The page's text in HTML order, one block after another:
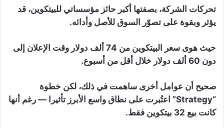
تحركات الشركة، بصفتها أكبر حائز مؤسساتي للبيتكوين، قد
يؤثر وبقوة على تصوّر السوق للأصل وأدائه.
حيث هوى سعر البيتكوين من 74 ألف دولار وقت الإعلان إلى
دون 60 ألف دولار خلال أقل من أسبوع.
صحيح أن عوامل أخرى ساهمت في ذلك، لكن خطوة
“Strategy” اعتُبرت على نطاق واسع الأبرز تأثيرا — رغم أنها
كانت بيع 32 بيتكوين فقط.